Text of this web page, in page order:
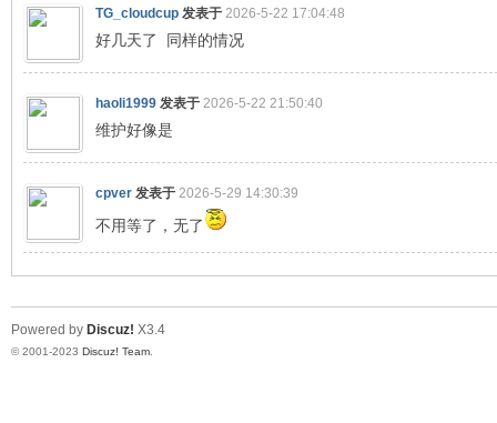
机
TG_cloudcup 发表于 2026-5-22 17:04:48
好几天了 同样的情况
haoli1999 发表于 2026-5-22 21:50:40
维护好像是
cpver 发表于 2026-5-29 14:30:39
不用等了，无了
Powered by Discuz! X3.4
© 2001-2023 Discuz! Team